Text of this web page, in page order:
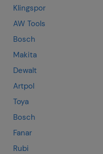
Klingspor
AW Tools
Bosch
Makita
Dewalt
Artpol
Toya
Bosch
Fanar
Rubi